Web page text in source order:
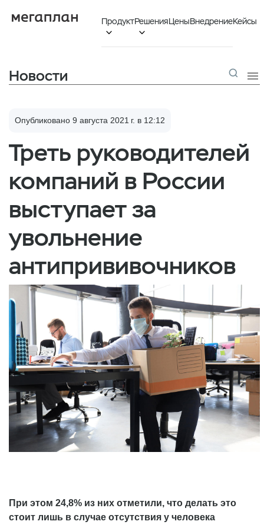
Продукт

Решения

ЦеныВнедрениеКейсы
Новости 
Опубликовано 9 августа 2021 г. в 12:12
Треть руководителей
компаний в России
выступает за
увольнение
антипрививочников
При этом 24,8% из них отметили, что делать это
стоит лишь в случае отсутствия у человека